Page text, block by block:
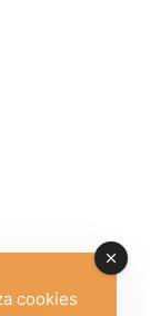
cookies